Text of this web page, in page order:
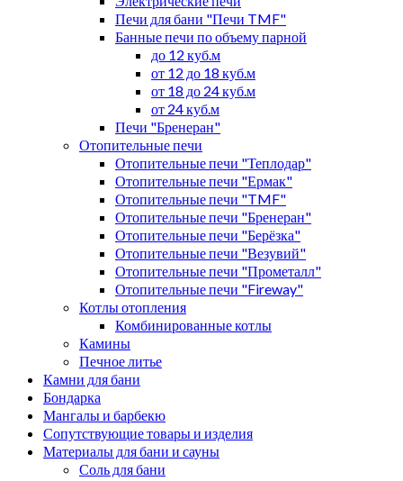
Печи для бани "Печи TMF"
Банные печи по объему парной
до 12 куб.м
от 12 до 18 куб.м
от 18 до 24 куб.м
от 24 куб.м
Печи "Бренеран"
Отопительные печи
Отопительные печи "Теплодар"
Отопительные печи "Ермак"
Отопительные печи "TMF"
Отопительные печи "Бренеран"
Отопительные печи "Берёзка"
Отопительные печи "Везувий"
Отопительные печи "Прометалл"
Отопительные печи "Fireway"
Котлы отопления
Комбинированные котлы
Камины
Печное литье
Камни для бани
Бондарка
Мангалы и барбекю
Сопутствующие товары и изделия
Материалы для бани и сауны
Соль для бани